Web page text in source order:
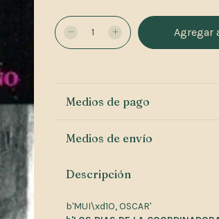
Medios de pago
Medios de envío
Descripción
b'MUI\xd1O, OSCAR'